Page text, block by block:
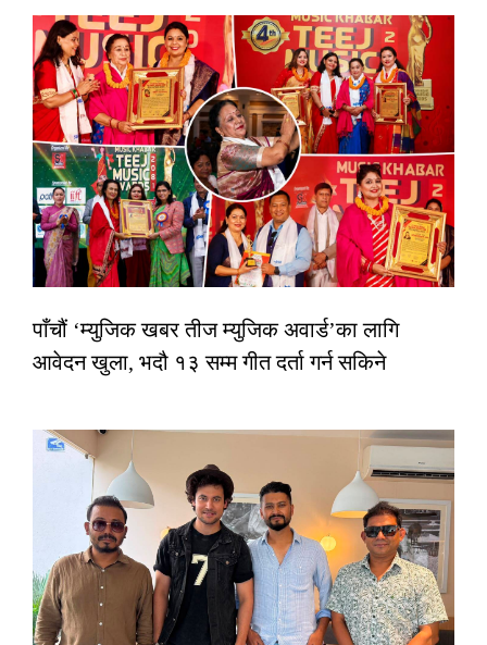
पाँचौं ‘म्युजिक खबर तीज म्युजिक अवार्ड’का लागि
आवेदन खुला, भदौ १३ सम्म गीत दर्ता गर्न सकिने